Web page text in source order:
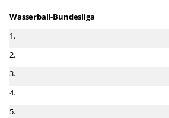
Wasserball-Bundesliga
1.
2.
3.
4.
5.